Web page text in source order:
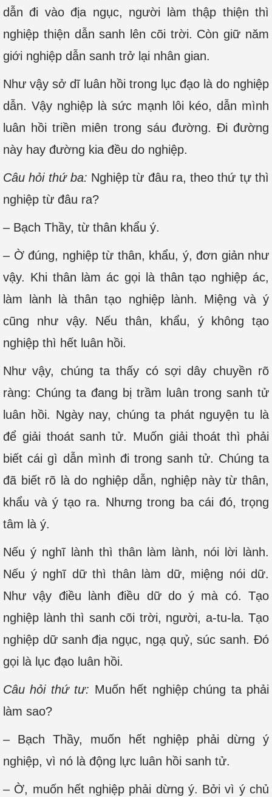
dẫn đi vào địa ngục, người làm thập thiện thì
nghiệp thiện dẫn sanh lên cõi trời. Còn giữ năm
giới nghiệp dẫn sanh trở lại nhân gian.
Như vậy sở dĩ luân hồi trong lục đạo là do nghiệp
dẫn. Vậy nghiệp là sức mạnh lôi kéo, dẫn mình
luân hồi triền miên trong sáu đường. Đi đường
này hay đường kia đều do nghiệp.
Câu hỏi thứ ba: Nghiệp từ đâu ra, theo thứ tự thì
nghiệp từ đâu ra?
– Bạch Thầy, từ thân khẩu ý.
– Ờ đúng, nghiệp từ thân, khẩu, ý, đơn giản như
vậy. Khi thân làm ác gọi là thân tạo nghiệp ác,
làm lành là thân tạo nghiệp lành. Miệng và ý
cũng như vậy. Nếu thân, khẩu, ý không tạo
nghiệp thì hết luân hồi.
Như vậy, chúng ta thấy có sợi dây chuyền rõ
ràng: Chúng ta đang bị trầm luân trong sanh tử
luân hồi. Ngày nay, chúng ta phát nguyện tu là
để giải thoát sanh tử. Muốn giải thoát thì phải
biết cái gì dẫn mình đi trong sanh tử. Chúng ta
đã biết rõ là do nghiệp dẫn, nghiệp này từ thân,
khẩu và ý tạo ra. Nhưng trong ba cái đó, trọng
tâm là ý.
Nếu ý nghĩ lành thì thân làm lành, nói lời lành.
Nếu ý nghĩ dữ thì thân làm dữ, miệng nói dữ.
Như vậy điều lành điều dữ do ý mà có. Tạo
nghiệp lành thì sanh cõi trời, người, a-tu-la. Tạo
nghiệp dữ sanh địa ngục, ngạ quỷ, súc sanh. Đó
gọi là lục đạo luân hồi.
Câu hỏi thứ tư: Muốn hết nghiệp chúng ta phải
làm sao?
– Bạch Thầy, muốn hết nghiệp phải dừng ý
nghiệp, vì nó là động lực luân hồi sanh tử.
– Ờ, muốn hết nghiệp phải dừng ý. Bởi vì ý chủ